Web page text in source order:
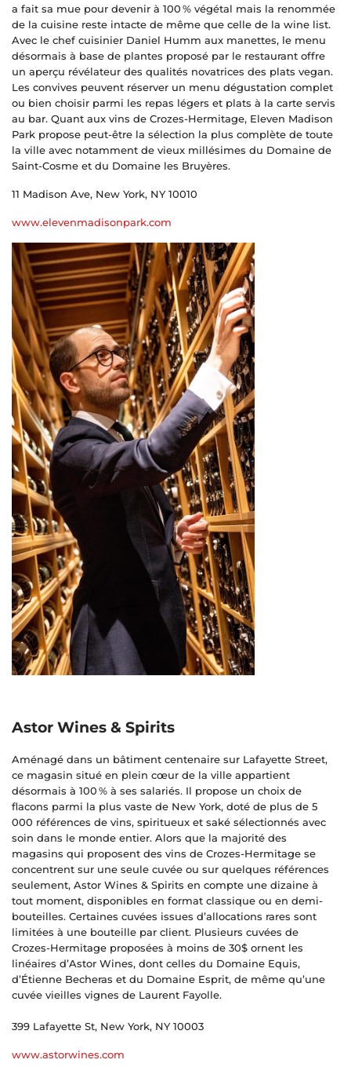
a fait sa mue pour devenir à 100 % végétal mais la renommée
de la cuisine reste intacte de même que celle de la wine list.
Avec le chef cuisinier Daniel Humm aux manettes, le menu
désormais à base de plantes proposé par le restaurant offre
un aperçu révélateur des qualités novatrices des plats vegan.
Les convives peuvent réserver un menu dégustation complet
ou bien choisir parmi les repas légers et plats à la carte servis
au bar. Quant aux vins de Crozes-Hermitage, Eleven Madison
Park propose peut-être la sélection la plus complète de toute
la ville avec notamment de vieux millésimes du Domaine de
Saint-Cosme et du Domaine les Bruyères.
11 Madison Ave, New York, NY 10010
www.elevenmadisonpark.com
Astor Wines & Spirits
Aménagé dans un bâtiment centenaire sur Lafayette Street,
ce magasin situé en plein cœur de la ville appartient
désormais à 100 % à ses salariés. Il propose un choix de
flacons parmi la plus vaste de New York, doté de plus de 5
000 références de vins, spiritueux et saké sélectionnés avec
soin dans le monde entier. Alors que la majorité des
magasins qui proposent des vins de Crozes-Hermitage se
concentrent sur une seule cuvée ou sur quelques références
seulement, Astor Wines & Spirits en compte une dizaine à
tout moment, disponibles en format classique ou en demi-
bouteilles. Certaines cuvées issues d’allocations rares sont
limitées à une bouteille par client. Plusieurs cuvées de
Crozes-Hermitage proposées à moins de 30$ ornent les
linéaires d’Astor Wines, dont celles du Domaine Equis,
d’Étienne Becheras et du Domaine Esprit, de même qu’une
cuvée vieilles vignes de Laurent Fayolle.
399 Lafayette St, New York, NY 10003
www.astorwines.com